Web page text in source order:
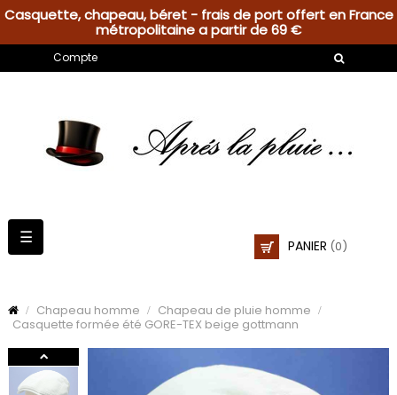
Casquette, chapeau, béret - frais de port offert en France
métropolitaine a partir de 69 €
Compte
PANIER (0)
Basculer
la
☰
Chapeau homme
Chapeau de pluie homme
Casquette formée été GORE-TEX beige gottmann